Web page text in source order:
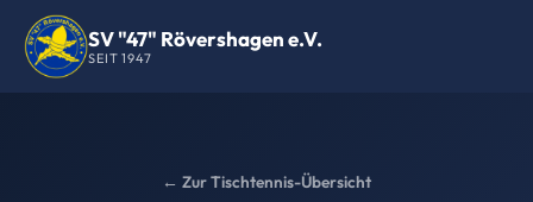
SV "47" Rövershagen e.V.
SEIT 1947
← Zur Tischtennis-Übersicht